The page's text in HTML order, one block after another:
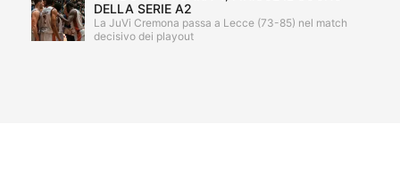
DELLA SERIE A2
La JuVi Cremona passa a Lecce (73-85) nel match
decisivo dei playout